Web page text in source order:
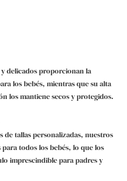
y delicados proporcionan la
los bebés, mientras que su alta
los mantiene secos y protegidos.
de tallas personalizadas, nuestros
todos los bebés, lo que los
imprescindible para padres y